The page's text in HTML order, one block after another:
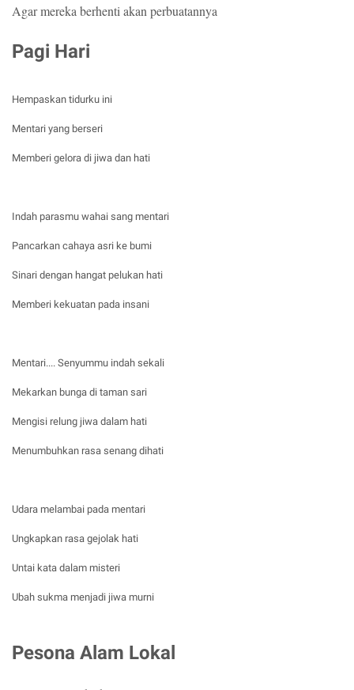
Agar mereka berhenti akan perbuatannya
Pagi Hari
Hempaskan tidurku ini
Mentari yang berseri
Memberi gelora di jiwa dan hati
Indah parasmu wahai sang mentari
Pancarkan cahaya asri ke bumi
Sinari dengan hangat pelukan hati
Memberi kekuatan pada insani
Mentari.... Senyummu indah sekali
Mekarkan bunga di taman sari
Mengisi relung jiwa dalam hati
Menumbuhkan rasa senang dihati
Udara melambai pada mentari
Ungkapkan rasa gejolak hati
Untai kata dalam misteri
Ubah sukma menjadi jiwa murni
Pesona Alam Lokal